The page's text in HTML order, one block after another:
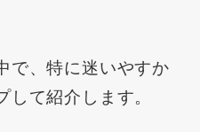
で、特に迷いやすか
して紹介します。